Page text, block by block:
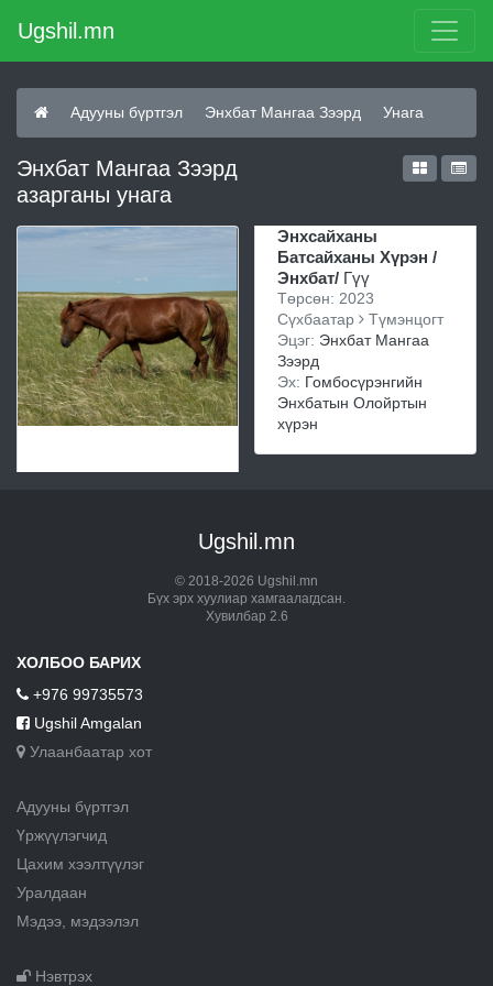
Ugshil.mn
Адууны бүртгэл Энхбат Мангаа Зээрд Унага
Энхбат Мангаа Зээрд
азарганы унага
Энхсайханы
Батсайханы Хүрэн /
Энхбат/ Гүү
Төрсөн: 2023
Сүхбаатар
Түмэнцогт
Эцэг: Энхбат Мангаа
Зээрд
Эх: Гомбосүрэнгийн
Энхбатын Олойртын
хүрэн
Ugshil.mn
© 2018-2026 Ugshil.mn
Бүх эрх хуулиар хамгаалагдсан.
Хувилбар 2.6
ХОЛБОО БАРИХ
+976 99735573
Ugshil Amgalan
Улаанбаатар хот
Адууны бүртгэл
Үржүүлэгчид
Цахим хээлтүүлэг
Уралдаан
Мэдээ, мэдээлэл
Нэвтрэх